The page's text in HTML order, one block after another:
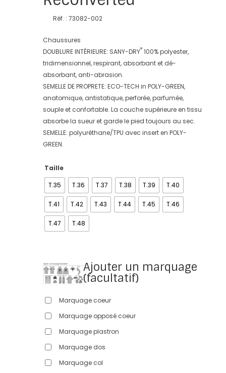
Réf. : 73082-002
Chaussures
DOUBLURE INTÉRIEURE: SANY-DRY®100% polyester,
tridimensionnel, respirant, absorbant et dé-
absorbant, anti-abrasion.
SEMELLE DE PROPRETE: ECO-TECH in POLY-GREEN,
anatomique, antistatique, perforée, parfumée,
souple et confortable. La couche supérieure en tissu
absorbe la sueur et garde le pied toujours au sec.
SEMELLE: polyuréthane/TPU avec insert en POLY-
GREEN.
Taille
T.35
T.36 T.37 T.38 T.39 T.40
T.41 T.42 T.43 T.44 T.45 T.46
T.47 T.48
Ajouter un marquage
(facultatif)
Marquage coeur
Marquage opposé coeur
Marquage plastron
Marquage dos
Marquage col